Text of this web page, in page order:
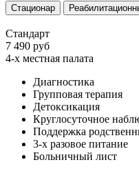
Стационар
Стандарт
7 490 руб
4-х местная палата
Диагностика
Групповая терапия
Детоксикация
Круглосуточное
Поддержка
3-х разовое питание
Больничный лист